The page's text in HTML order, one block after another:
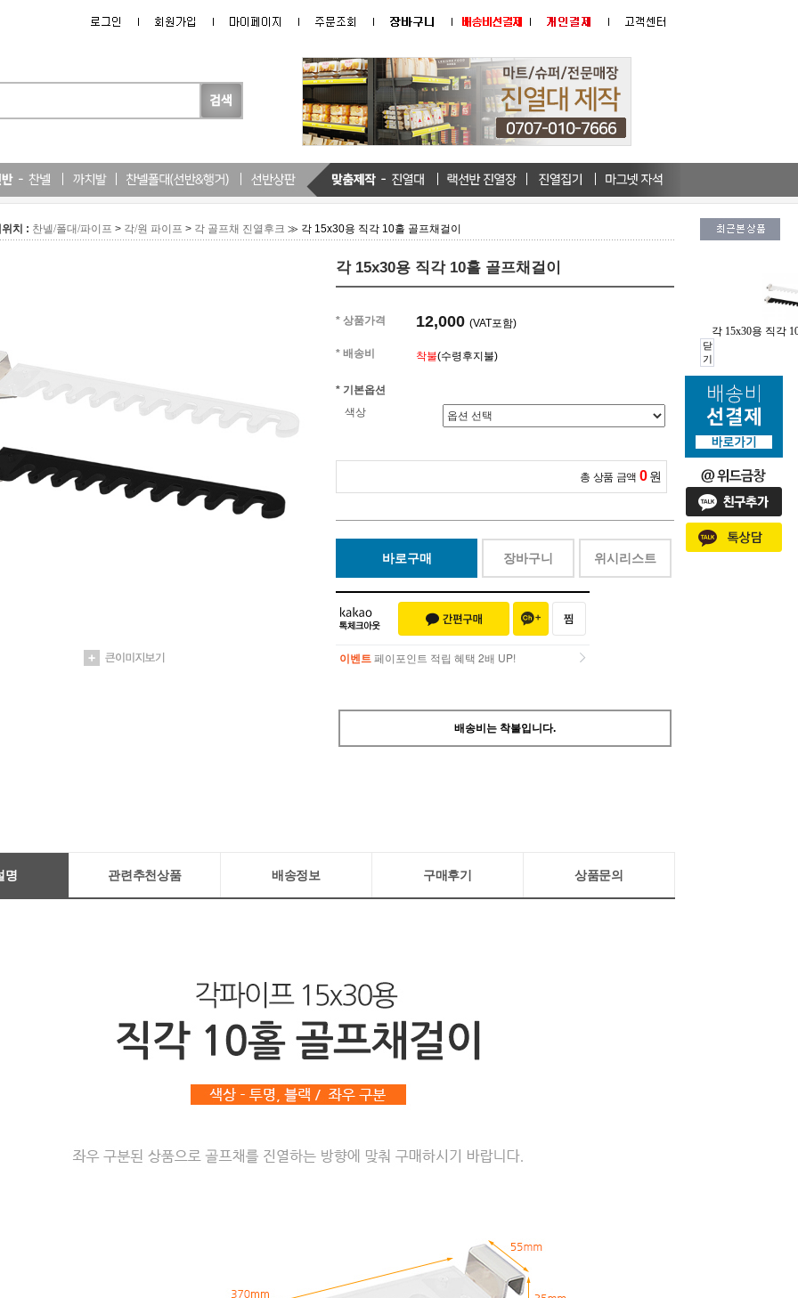
각 15x30용 직각
닫
기
치 : 찬넬/폴대/파이프 > 각/원 파이프 > 각 골프채 진열후크 ≫ 각 15x30용 직각 10홀 골프채걸이
각 15x30용 직각 10홀 골프채걸이
* 상품가격 12,000 (VAT포함)
* 배송비 착불(수령후지불)
* 기본옵션
색상
총 상품 금액 0 원
바로구매 장바구니 위시리스트
이벤트 페이포인트 적립 혜택 2배 UP!
배송비는 착불입니다.
명 관련추천상품 배송정보 구매후기 상품문의